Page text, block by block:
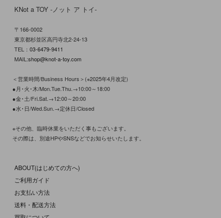
KNot a TOY -ノット ア トイ-
〒166-0002
東京都杉並区高円寺北2-24-13
TEL： 03-6479-9411
MAIL:shop@knot-a-toy.com
＜営業時間/Business Hours＞(※2025年4月改定)
●月･火･木/Mon.Tue.Thu.→10:00～18:00
●金･土/Fri.Sat.→12:00～20:00
●水･日/Wed.Sun.→定休日/Closed
※その他、臨時休業をいただく事もございます。
その際は、別途HPやSNSなどでお知らせいたします。
ABOUT(はじめての方へ)
ご利用ガイド
お支払い方法
送料・配送方法